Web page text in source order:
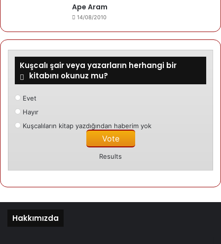
kapsamaktadir.Ben toplumumuzda
yasayan bedenen ve ruhen
yaslanmis insanlarindan
bahsetmek istiyorum.Sezgilerim ve
tecrübelerimm bana sunu ogretti.
Genclerimizin ve yaslilarin ayni
sahada top kosturduklarini.Tabiki
yasini almis kisilerin bize iyi birer
ornek olusturduklarini
inanmiyorum.Hicbir yonden iyi
Ape Aram
14/08/2010
Kuşcalı şair veya yazarların herhangi bir
kitabını okunuz mu?
Evet
Hayır
Kuşcalıların kitap yazdığından haberim yok
Results
Hakkımızda